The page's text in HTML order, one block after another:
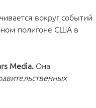
вокруг событий
полигоне США в
Media. Она